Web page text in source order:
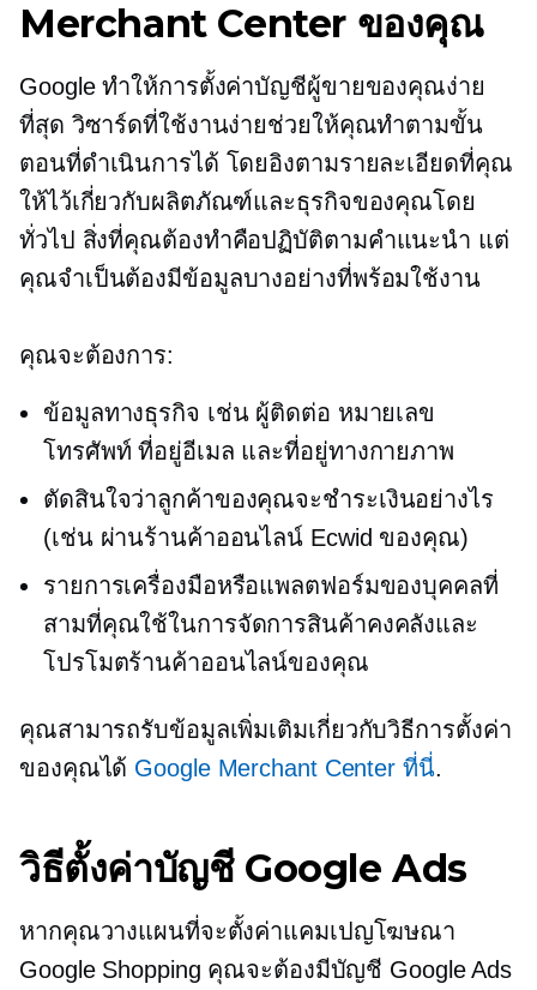
Merchant Center ของคุณ
Google ทำให้การตั้งค่าบัญชีผู้ขายของคุณง่าย
ที่สุด วิซาร์ดที่ใช้งานง่ายช่วยให้คุณทำตามขั้น
ตอนที่ดำเนินการได้ โดยอิงตามรายละเอียดที่คุณ
ให้ไว้เกี่ยวกับผลิตภัณฑ์และธุรกิจของคุณโดย
ทั่วไป สิ่งที่คุณต้องทำคือปฏิบัติตามคำแนะนำ แต่
คุณจำเป็นต้องมีข้อมูลบางอย่างที่พร้อมใช้งาน
คุณจะต้องการ:
ข้อมูลทางธุรกิจ เช่น ผู้ติดต่อ หมายเลข
โทรศัพท์ ที่อยู่อีเมล และที่อยู่ทางกายภาพ
ตัดสินใจว่าลูกค้าของคุณจะชำระเงินอย่างไร
(เช่น ผ่านร้านค้าออนไลน์ Ecwid ของคุณ)
รายการเครื่องมือหรือแพลตฟอร์มของบุคคลที่
สามที่คุณใช้ในการจัดการสินค้าคงคลังและ
โปรโมตร้านค้าออนไลน์ของคุณ
คุณสามารถรับข้อมูลเพิ่มเติมเกี่ยวกับวิธีการตั้งค่า
ของคุณได้ Google Merchant Center ที่นี่.
วิธีตั้งค่าบัญชี Google Ads
หากคุณวางแผนที่จะตั้งค่าแคมเปญโฆษณา
Google Shopping คุณจะต้องมีบัญชี Google Ads